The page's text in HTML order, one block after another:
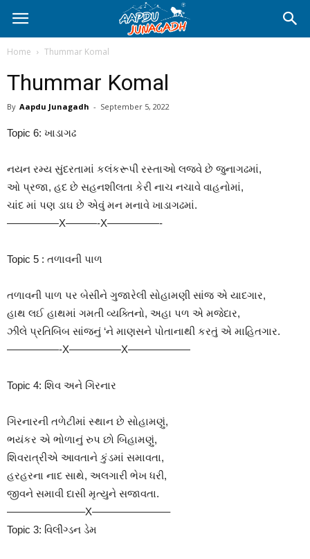
Home Thummar Komal
Thummar Komal
By Aapdu Junagadh - September 5, 2022
Topic 6: ખાડાગઢ
નયન રમ્ય સુંદરતામાં કલંકરૂપી રસ્તાઓ લજવે છે જુનાગઢમાં,
ઓ પ્રજા, હદ છે સહનશીલતા કેરી નાચ નચાવે વાહનોમાં,
ચાંદ માં પણ ડાઘ છે એવું મન મનાવે ખાડાગઢમાં.
—————X———-X—————-
Topic 5 : તળાવની પાળ
તળાવની પાળ પર બેસીને ગુજારેલી સોહામણી સાંજ એ યાદગાર,
હાથ લઈ હાથમાં ગમતી વ્યક્તિનો, અહા પળ એ મજેદાર,
ઝીલે પ્રતિબિંબ સાંજનું ‘ને માણસને પોતાનાથી કરતું એ માહિતગાર.
—————-X—————X——————
Topic 4: શિવ અને ગિરનાર
ગિરનારની તળેટીમાં સ્થાન છે સોહામણું,
ભયંકર એ ભોળાનું રુપ છો બિહામણું,
શિવરાત્રીએ આવતાને કુંડમાં સમાવતા,
હરહરના નાદ સાથે, અલગારી ભેખ ધરી,
જીવને સમાવી દાસી મૃત્યુને સજાવતા.
———————–X———————–
Topic 3: વિલીંગ્ડન ડેમ